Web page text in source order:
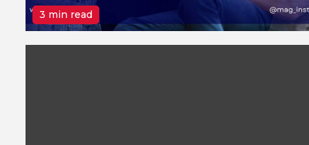
3 min read